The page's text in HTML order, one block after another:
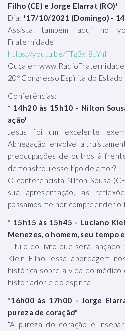
Filho (CE) e Jorge Elarrat (RO)*
Dia: *17/10/2021 (Domingo) -
Assista também aqui no
Fraternidade
https://youtu.be/FTg3xI8tYnI
Ouça em
20º Congresso Espírita do
Conferências:
* 14h20 às 15h10 - Nilton
ação*
Jesus foi um excelente
Abnegação envolve
preocupações de outros à
demonstrou esse tipo de amor?
O conferencista Nilton Sousa
sua apresentação, as
possamos melhor compreender o
* 15h15 às 15h45 - Luciano
Menezes, o homem, seu tempo
Título do livro que será lançado
Klein Filho, essa abordagem
histórica sobre a vida do
historiador e do espírita.
*16h00 às 17h00 - Jorge
pureza de coração*
“A pureza do coração é